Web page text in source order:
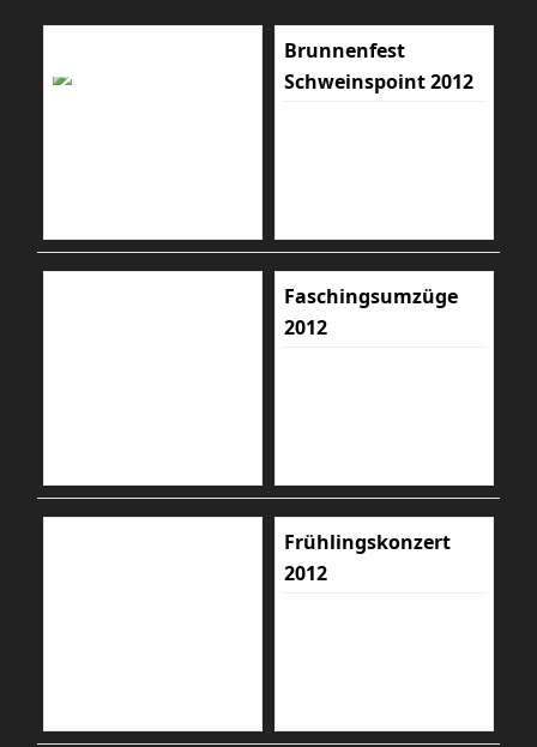
Brunnenfest
Schweinspoint 2012
Faschingsumzüge
2012
Frühlingskonzert
2012